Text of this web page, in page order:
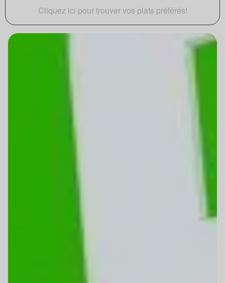
Cliquez ici pour trouver vos plats préférés!